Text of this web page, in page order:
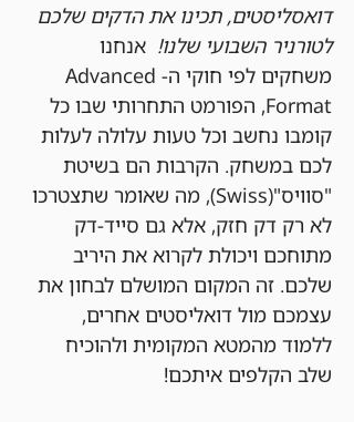
דואסליסטים, תכינו את הדקים שלכם
לטורניר השבועי שלנו!
  אנחנו
משחקים לפי חוקי ה-Advanced
Format, הפורמט התחרותי שבו כל
קומבו נחשב וכל טעות עלולה לעלות
לכם במשחק. הקרבות הם בשיטת
"סוויס"(Swiss), מה שאומר שתצטרכו
לא רק דק חזק, אלא גם סייד-דק
מתוחכם ויכולת לקרוא את היריב
שלכם. זה המקום המושלם לבחון את
עצמכם מול דואליסטים אחרים,
ללמוד מהמטא המקומית ולהוכיח
שלב הקלפים איתכם!